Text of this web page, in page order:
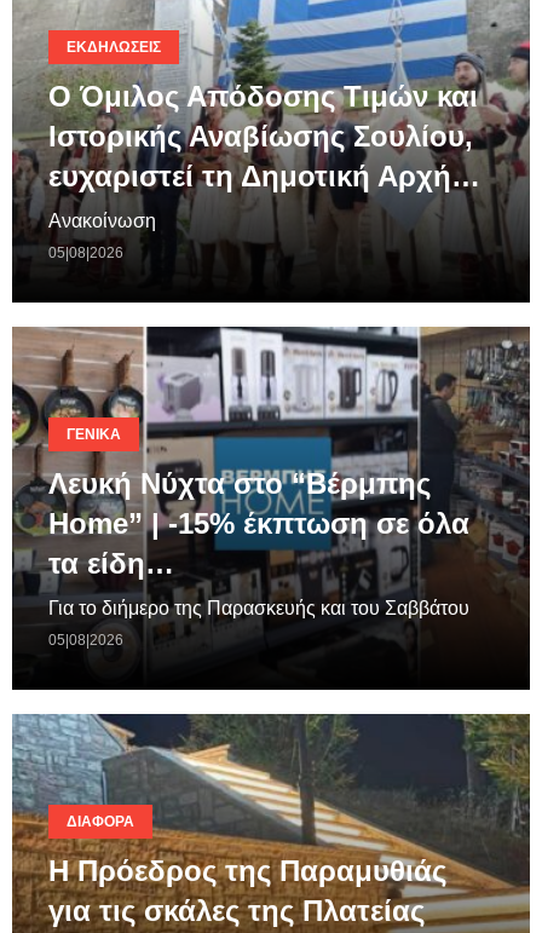
ΕΚΔΗΛΏΣΕΙΣ
Ο Όμιλος Απόδοσης Τιμών και
Ιστορικής Αναβίωσης Σουλίου,
ευχαριστεί τη Δημοτική Αρχή…
Ανακοίνωση
05|08|2026
ΓΕΝΙΚΆ
Λευκή Νύχτα στο “Βέρμπης
Home” | -15% έκπτωση σε όλα
τα είδη…
Για το διήμερο της Παρασκευής και του Σαββάτου
05|08|2026
ΔΙΆΦΟΡΑ
Η Πρόεδρος της Παραμυθιάς
για τις σκάλες της Πλατείας